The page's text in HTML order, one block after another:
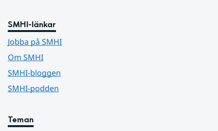
SMHI-länkar
Jobba på SMHI
Om SMHI
SMHI-bloggen
SMHI-podden
Teman